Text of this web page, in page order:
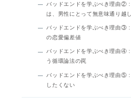
バッドエンドを学ぶべき理由②
は、男性にとって無意味通り越
バッドエンドを学ぶべき理由③
の恋愛偏差値
バッドエンドを学ぶべき理由④
う循環論法の罠
バッドエンドを学ぶべき理由⑤
したくない